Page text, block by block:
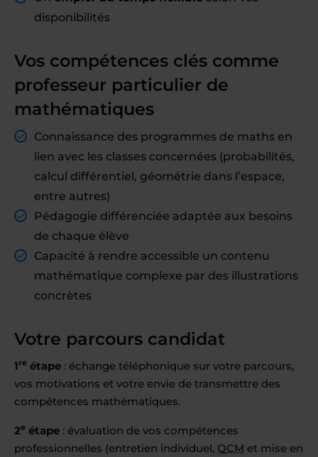
disponibilités
Vos compétences clés comme
professeur particulier de
mathématiques
Connaissance des programmes de maths en
lien avec les classes concernées (probabilités,
calcul différentiel, géométrie dans l’espace,
entre autres)
Pédagogie différenciée adaptée aux besoins
de chaque élève
Capacité à rendre accessible un contenu
mathématique complexe par des illustrations
concrètes
Votre parcours candidat
1re étape : échange téléphonique sur votre parcours,
vos motivations et votre envie de transmettre des
compétences mathématiques.
2e étape : évaluation de vos compétences
professionnelles (entretien individuel, QCM et mise en